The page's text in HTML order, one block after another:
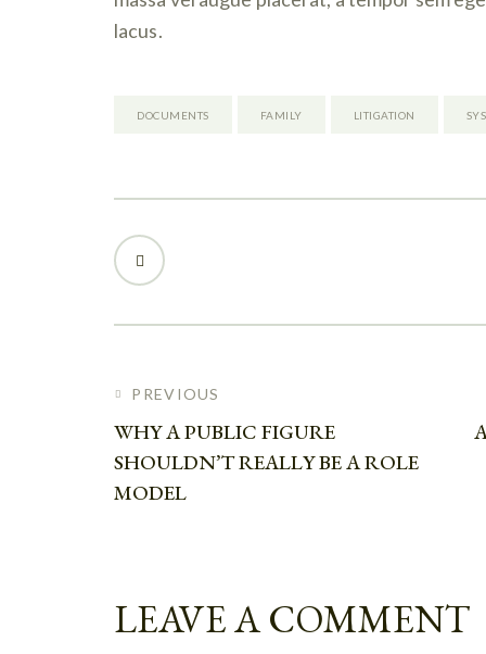
lacus.
DOCUMENTS FAMILY LITIGATION
PREVIOUS
WHY A PUBLIC FIGURE
SHOULDN’T REALLY BE A ROLE
MODEL
LEAVE A COMMENT